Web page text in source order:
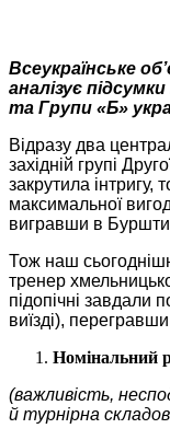
Всеукраїнське
аналізує
та Групи «Б»
Відразу два
західній групі
закрутила інтригу,
максимальної
вигравши в
Тож наш
тренер
підопічні завдали
виїзді),
Номінальний
(важливість,
й турнірна